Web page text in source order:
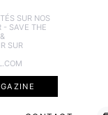
SUR NOS
- SAVE THE
SUR